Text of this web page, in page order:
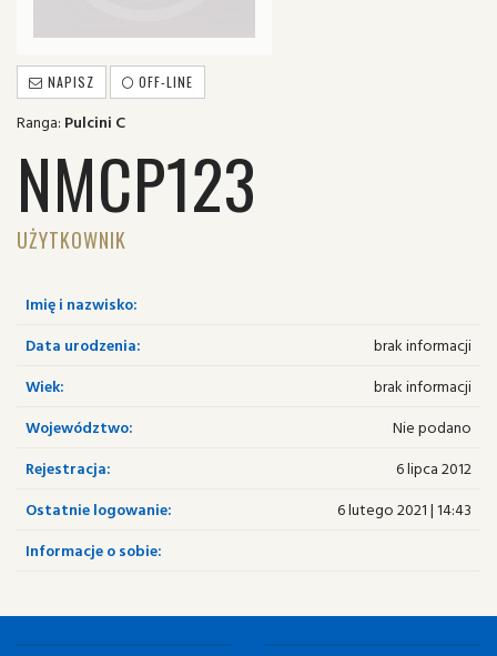
NAPISZ OFF-LINE
Ranga: Pulcini C
NMCP123
UŻYTKOWNIK
Imię i nazwisko:
Data urodzenia:
brak informacji
Wiek:
brak informacji
Województwo:
Nie podano
Rejestracja:
6 lipca 2012
Ostatnie logowanie:
6 lutego 2021 | 14:43
Informacje o sobie: